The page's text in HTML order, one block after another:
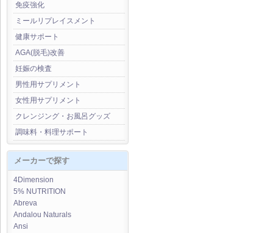
免疫強化
ミールリプレイスメント
健康サポート
AGA(脱毛)改善
妊娠の検査
男性用サプリメント
女性用サプリメント
クレンジング・お風呂グッズ
調味料・料理サポート
メーカーで探す
4Dimension
5% NUTRITION
Abreva
Andalou Naturals
Ansi